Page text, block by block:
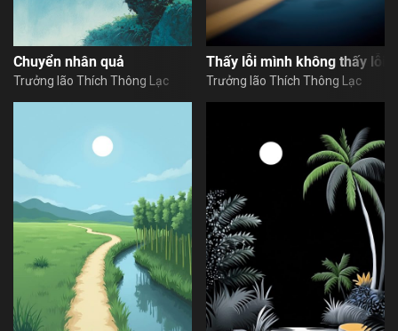
Chuyển nhân quả
Trưởng lão Thích Thông Lạc
Thấy lỗi mình không thấy lỗi
Trưởng lão Thích Thông Lạc